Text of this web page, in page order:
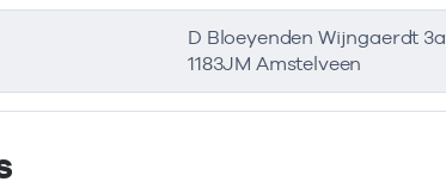
vestigingen
D Bloeyenden Wijngaerdt 3a
1183JM Amstelveen